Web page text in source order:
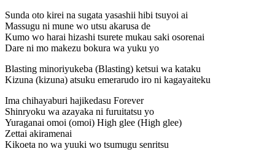
Sunda oto kirei na sugata yasashii hibi tsuyoi ai
Massugu ni mune wo utsu akarusa de
Kumo wo harai hizashi tsurete mukau saki osorenai
Dare ni mo makezu bokura wa yuku yo
Blasting minoriyukeba (Blasting) ketsui wa kataku
Kizuna (kizuna) atsuku emerarudo iro ni kagayaiteku
Ima chihayaburi hajikedasu Forever
Shinryoku wa azayaka ni furuitatsu yo
Yuraganai omoi (omoi) High glee (High glee)
Zettai akiramenai
Kikoeta no wa yuuki wo tsumugu senritsu